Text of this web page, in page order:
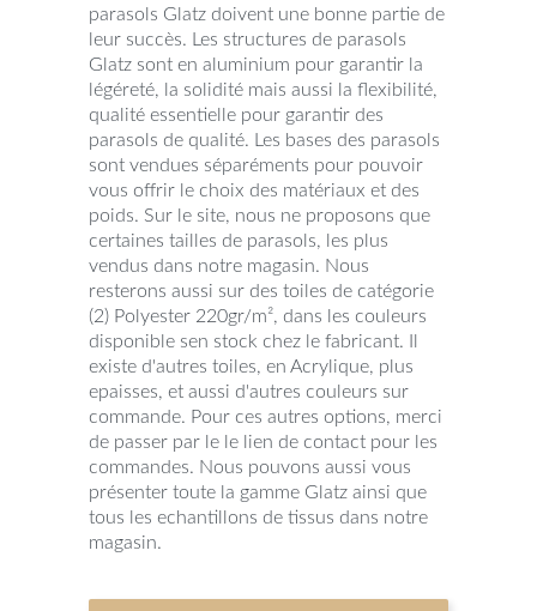
parasols Glatz doivent une bonne partie de
leur succès. Les structures de parasols
Glatz sont en aluminium pour garantir la
légéreté, la solidité mais aussi la flexibilité,
qualité essentielle pour garantir des
parasols de qualité. Les bases des parasols
sont vendues séparéments pour pouvoir
vous offrir le choix des matériaux et des
poids. Sur le site, nous ne proposons que
certaines tailles de parasols, les plus
vendus dans notre magasin. Nous
resterons aussi sur des toiles de catégorie
(2) Polyester 220gr/m², dans les couleurs
disponible sen stock chez le fabricant. Il
existe d'autres toiles, en Acrylique, plus
epaisses, et aussi d'autres couleurs sur
commande. Pour ces autres options, merci
de passer par le le lien de contact pour les
commandes. Nous pouvons aussi vous
présenter toute la gamme Glatz ainsi que
tous les echantillons de tissus dans notre
magasin.